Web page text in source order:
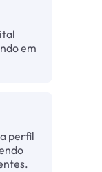
em
perfil